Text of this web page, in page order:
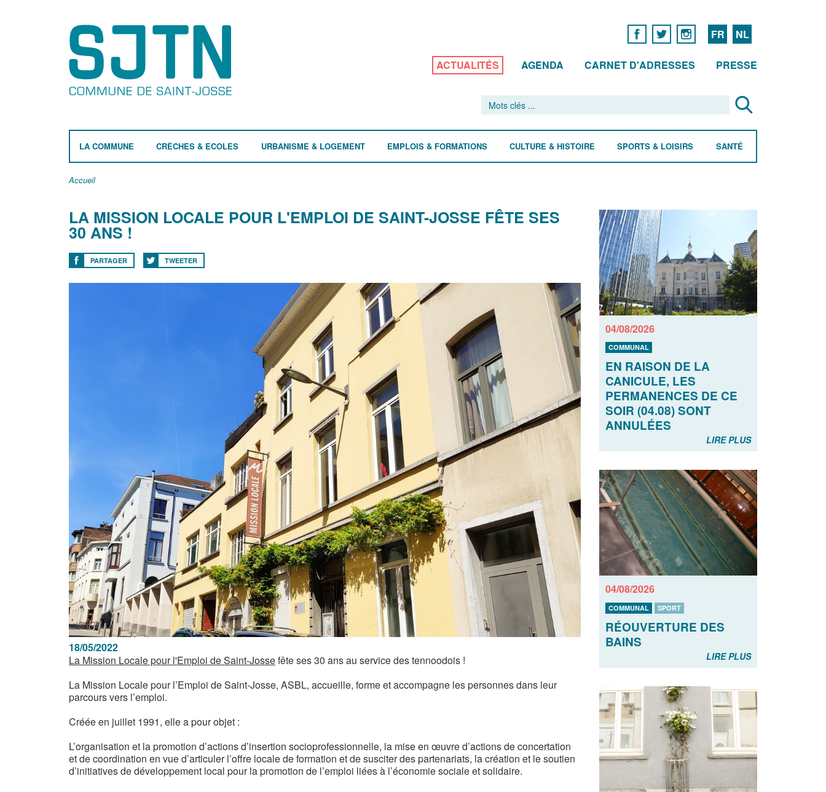
FR NL
ACTUALITÉS AGENDA CARNET D'ADRESSES PRESSE
LA COMMUNE CRÈCHES & ECOLES URBANISME & LOGEMENT EMPLOIS & FORMATIONS CULTURE & HISTOIRE SPORTS & LOISIRS SANTÉ
Accueil
LA MISSION LOCALE POUR L'EMPLOI DE SAINT-JOSSE FÊTE SES
30 ANS !
PARTAGER TWEETER
18/05/2022
La Mission Locale pour l'Emploi de Saint-Jossefête ses 30 ans au service des tennoodois !
La Mission Locale pour l’Emploi de Saint-Josse, ASBL, accueille, forme et accompagne les personnes dans leur
parcours vers l’emploi.
Créée en juillet 1991, elle a pour objet :
L’organisation et la promotion d’actions d’insertion socioprofessionnelle, la mise en œuvre d’actions de concertation
et de coordination en vue d’articuler l’offre locale de formation et de susciter des partenariats, la création et le soutien
d’initiatives de développement local pour la promotion de l’emploi liées à l’économie sociale et solidaire.
04/08/2026
COMMUNAL
EN RAISON DE LA
CANICULE, LES
PERMANENCES DE CE
SOIR (04.08) SONT
ANNULÉES
LIRE PLUS
04/08/2026
COMMUNAL SPORT
RÉOUVERTURE DES
BAINS
LIRE PLUS